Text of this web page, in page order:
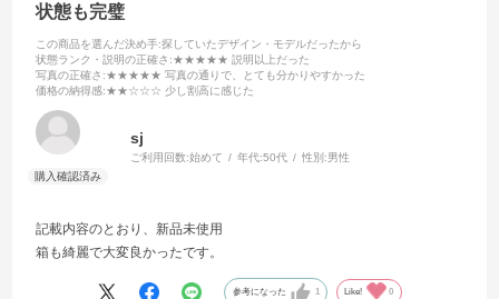
状態も完璧
この商品を選んだ決め手:探していたデザイン・モデルだったから
状態ランク・説明の正確さ :★★★★★ 説明以上だった
写真の正確さ :★★★★★ 写真の通りで、とても分かりやすかった
価格の納得感:★★☆☆☆ 少し割高に感じた
sj
ご利用回数:始めて 年代:50代 性別:男性
記載内容のとおり、新品未使用
箱も綺麗で大変良かったです。
参考になった 1 Like! 0